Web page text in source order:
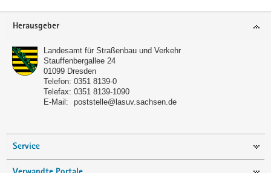
Footer-
Herausgeber
Landesamt für Straßenbau und Verkehr
Stauffenbergallee 24
01099 Dresden
Telefon: 0351 8139-0
Telefax: 0351 8139-1090
E-Mail:
poststelle@lasuv.sachsen.de
Service